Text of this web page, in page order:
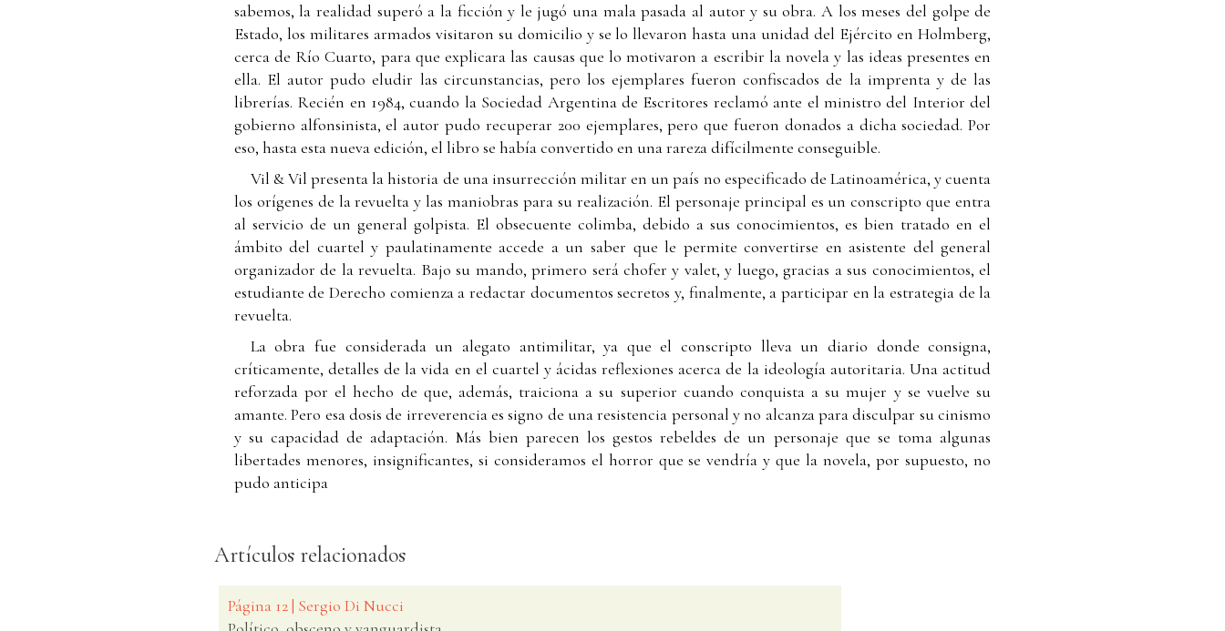
sabemos, la realidad superó a la ficción y le jugó una mala pasada al autor y su obra. A los meses del golpe de
Estado, los militares armados visitaron su domicilio y se lo llevaron hasta una unidad del Ejército en Holmberg,
cerca de Río Cuarto, para que explicara las causas que lo motivaron a escribir la novela y las ideas presentes en
ella. El autor pudo eludir las circunstancias, pero los ejemplares fueron confiscados de la imprenta y de las
librerías. Recién en 1984, cuando la Sociedad Argentina de Escritores reclamó ante el ministro del Interior del
gobierno alfonsinista, el autor pudo recuperar 200 ejemplares, pero que fueron donados a dicha sociedad. Por
eso, hasta esta nueva edición, el libro se había convertido en una rareza difícilmente conseguible.
Vil & Vil presenta la historia de una insurrección militar en un país no especificado de Latinoamérica, y cuenta
los orígenes de la revuelta y las maniobras para su realización. El personaje principal es un conscripto que entra
al servicio de un general golpista. El obsecuente colimba, debido a sus conocimientos, es bien tratado en el
ámbito del cuartel y paulatinamente accede a un saber que le permite convertirse en asistente del general
organizador de la revuelta. Bajo su mando, primero será chofer y valet, y luego, gracias a sus conocimientos, el
estudiante de Derecho comienza a redactar documentos secretos y, finalmente, a participar en la estrategia de la
revuelta.
La obra fue considerada un alegato antimilitar, ya que el conscripto lleva un diario donde consigna,
críticamente, detalles de la vida en el cuartel y ácidas reflexiones acerca de la ideología autoritaria. Una actitud
reforzada por el hecho de que, además, traiciona a su superior cuando conquista a su mujer y se vuelve su
amante. Pero esa dosis de irreverencia es signo de una resistencia personal y no alcanza para disculpar su cinismo
y su capacidad de adaptación. Más bien parecen los gestos rebeldes de un personaje que se toma algunas
libertades menores, insignificantes, si consideramos el horror que se vendría y que la novela, por supuesto, no
pudo anticipa
Artículos relacionados
Página 12 | Sergio Di Nucci